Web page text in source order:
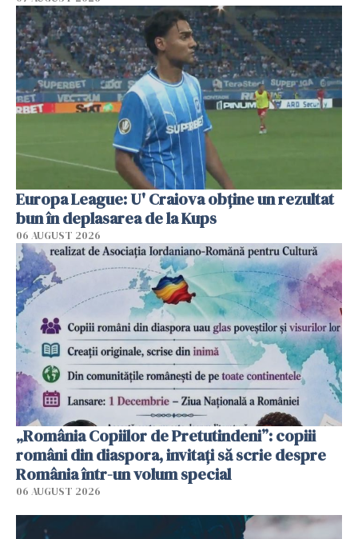
Europa League: U' Craiova obține un rezultat
bun în deplasarea de la Kups
06 AUGUST 2026
„România Copiilor de Pretutindeni”: copiii
români din diaspora, invitați să scrie despre
România într-un volum special
06 AUGUST 2026